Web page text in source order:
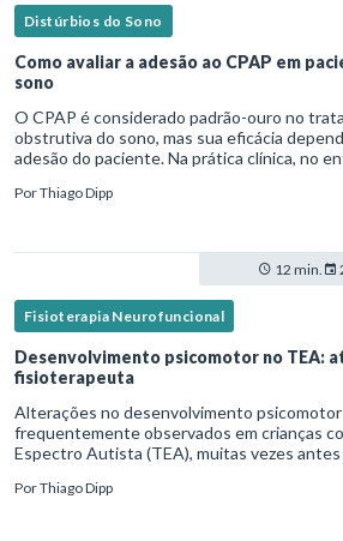
Distúrbios do Sono
Como avaliar a adesão ao CPAP em
sono
O CPAP é considerado padrão-ouro no
obstrutiva do sono, mas sua eficácia
adesão do paciente. Na prática clínica, no
PorThiago Dipp
12 min.
Fisioterapia Neurofuncional
Desenvolvimento psicomotor no TEA:
fisioterapeuta
Alterações no desenvolvimento
frequentemente observados em crianças
Espectro Autista (TEA), muitas vezes
PorThiago Dipp